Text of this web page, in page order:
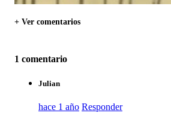
+ Ver comentarios
1 comentario
Julian
hace 1 año Responder